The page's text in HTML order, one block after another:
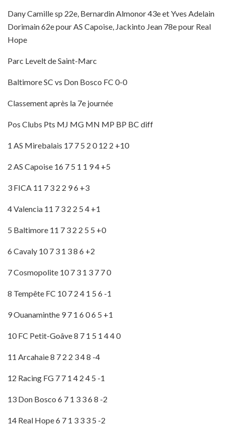
Dany Camille sp 22e, Bernardin Almonor 43e et Yves Adelain
Dorimain 62e pour AS Capoise, Jackinto Jean 78e pour Real
Hope
Parc Levelt de Saint-Marc
Baltimore SC vs Don Bosco FC 0-0
Classement après la 7e journée
Pos Clubs Pts MJ MG MN MP BP BC diff
1 AS Mirebalais 17 7 5 2 0 12 2 +10
2 AS Capoise 16 7 5 1 1 9 4 +5
3 FICA 11 7 3 2 2 9 6 +3
4 Valencia 11 7 3 2 2 5 4 +1
5 Baltimore 11 7 3 2 2 5 5 +0
6 Cavaly 10 7 3 1 3 8 6 +2
7 Cosmopolite 10 7 3 1 3 7 7 0
8 Tempête FC 10 7 2 4 1 5 6 -1
9 Ouanaminthe 9 7 1 6 0 6 5 +1
10 FC Petit-Goâve 8 7 1 5 1 4 4 0
11 Arcahaie 8 7 2 2 3 4 8 -4
12 Racing FG 7 7 1 4 2 4 5 -1
13 Don Bosco 6 7 1 3 3 6 8 -2
14 Real Hope 6 7 1 3 3 3 5 -2